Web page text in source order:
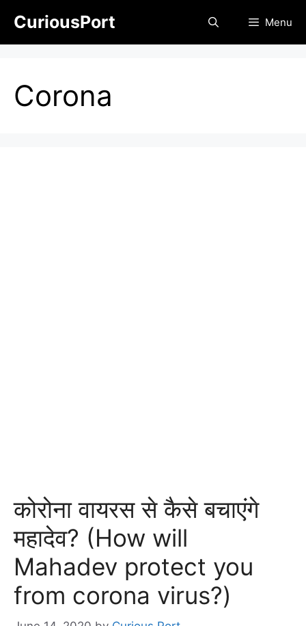
content
CuriousPort Menu
Corona
कोरोना वायरस से कैसे बचाएंगे
महादेव? (How will
Mahadev protect you
from corona virus?)